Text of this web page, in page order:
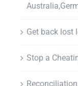
Get back lost
Stop a